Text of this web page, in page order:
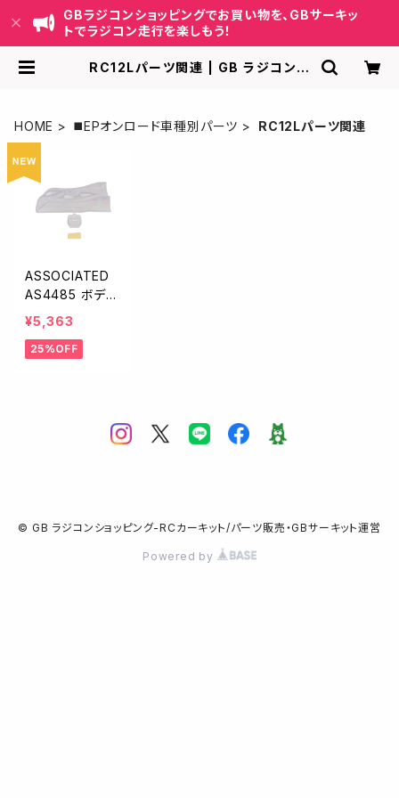
GBラジコンショッピングでお買い物を、GBサーキッ
トでラジコン走行を楽しもう！
RC12Lパーツ関連 | GB ラジコンシ
HOME
◼️EPオンロード車種別パーツ RC12Lパーツ関連
ASSOCIATED
AS4485 ボディ
セット・クリア【R
C12L】
¥5,363
25%OFF
© GB ラジコンショッピング-RCカーキット/パーツ販売・GBサーキット運営
Powered by